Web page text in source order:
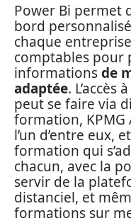
Power Bi permet
bord
chaque
comptables pour
informationsde
adaptée. L’accès
peut se faire via
formation, KPMG
l’un d’entre eux,
formation qui
chacun, avec la
servir de la
distanciel, et
formations sur